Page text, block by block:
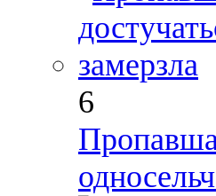
6